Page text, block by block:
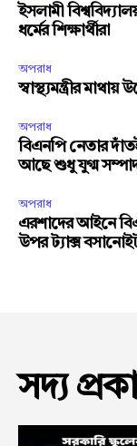
ইসলামী
ধর্মের শিক্ষার্থীরা
অপরাধ
স্বাস্থ্যমন্ত্রীর
অপরাধ
বিএনপি নেতার
আছে শুধু যুগ্ম
অপরাধ
এরশাদের আইনে
উপর ট্যাক্স
সদ্য